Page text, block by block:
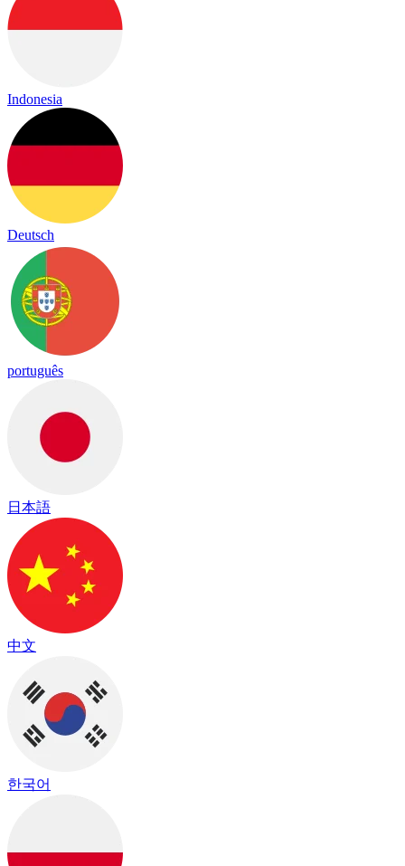
Indonesia
Deutsch
português
日本語
中文
한국어